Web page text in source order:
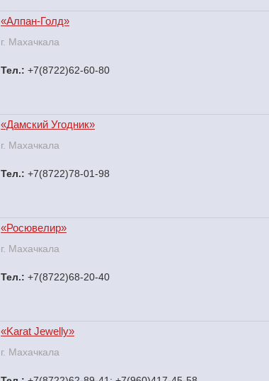
«Алпан-Голд»
г. Махачкала
Тел.: +7(8722)62-60-80
«Дамский Угодник»
г. Махачкала
Тел.: +7(8722)78-01-98
«Росювелир»
г. Махачкала
Тел.: +7(8722)68-20-40
«Karat Jewelly»
г. Махачкала